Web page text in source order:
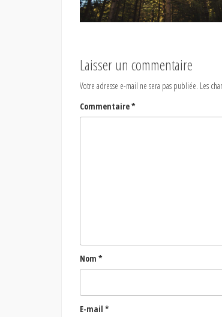
Laisser un commentaire
Votre adresse e-mail ne sera pas publiée. Les
Commentaire*
Nom *
E-mail *